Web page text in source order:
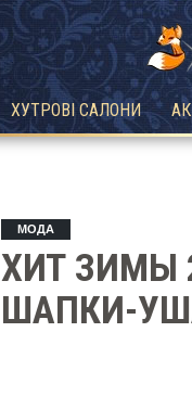
ХУТРОВІ САЛОНИ
МОДА
ХИТ ЗИМЫ
ШАПКИ-